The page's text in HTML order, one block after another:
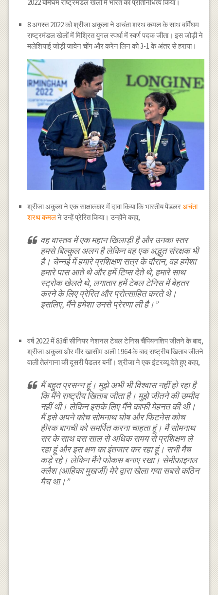
2022 बर्मिंघम राष्ट्रमंडल खेलों में भारत का प्रतिनिधित्व किया।
8 अगस्त 2022 को श्रीजा अकुला ने अचंता शरथ कमल के साथ बर्मिंघम
राष्ट्रमंडल खेलों में मिश्रित युगल स्पर्धा में स्वर्ण पदक जीता। इस जोड़ी ने
मलेशियाई जोड़ी जावेन चोंग और करेन लिन को 3-1 के अंतर से हराया।
श्रीजा अकुला ने एक साक्षात्कार में दावा किया कि भारतीय पैडलरअचंता
शरथ कमलने उन्हें प्रेरित किया। उन्होंने कहा,
वह वास्तव में एक महान खिलाड़ी है और उनका स्तर
हमसे बिल्कुल अलग है लेकिन वह एक अद्भुत संरक्षक भी
है। चेन्नई में हमारे प्रशिक्षण सत्र के दौरान, वह हमेशा
हमारे पास आते थे और हमें टिप्स देते थे, हमारे साथ
स्ट्रोक खेलते थे, लगातार हमें टेबल टेनिस में बेहतर
करने के लिए प्रेरित और प्रोत्साहित करते थे।
इसलिए, मैंने हमेशा उनसे प्रेरणा ली है।”
वर्ष 2022 में 83वीं सीनियर नेशनल टेबल टेनिस चैंपियनशिप जीतने के बाद,
श्रीजा अकुला और मीर खासीम अली 1964 के बाद राष्ट्रीय खिताब जीतने
वाली तेलंगाना की दूसरी पैडलर बनीं। श्रीजा ने एक इंटरव्यू देते हुए कहा,
मैं बहुत प्रसन्न हूं। मुझे अभी भी विश्वास नहीं हो रहा है
कि मैंने राष्ट्रीय खिताब जीता है। मुझे जीतने की उम्मीद
नहीं थी। लेकिन इसके लिए मैंने काफी मेहनत की थी।
मैं इसे अपने कोच सोमनाथ घोष और फिटनेस कोच
हीरक बागची को समर्पित करना चाहता हूं। मैं सोमनाथ
सर के साथ दस साल से अधिक समय से प्रशिक्षण ले
रहा हूं और इस क्षण का इंतजार कर रहा हूं। सभी मैच
कड़े रहे। लेकिन मैंने फोकस बनाए रखा। सेमीफ़ाइनल
क्लैश (आहिका मुखर्जी) मेरे द्वारा खेला गया सबसे कठिन
मैच था।”